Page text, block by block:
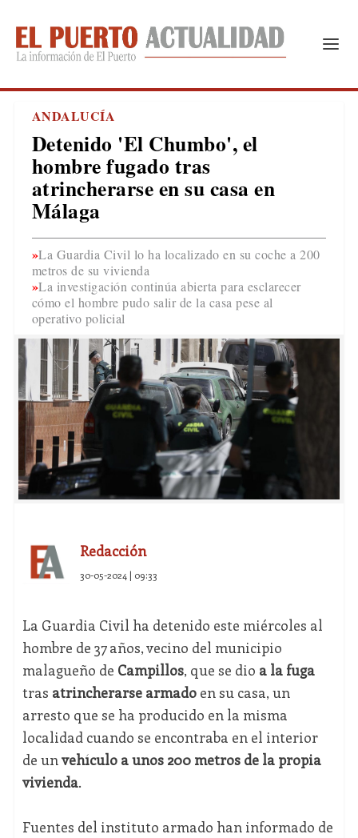
ANDALUCÍA
Detenido 'El Chumbo', el
hombre fugado tras
atrincherarse en su casa en
Málaga
La Guardia Civil lo ha localizado en su coche a 200
metros de su vivienda
La investigación continúa abierta para esclarecer
cómo el hombre pudo salir de la casa pese al
operativo policial
Redacción
30-05-2024 | 09:33
La Guardia Civil ha detenido este miércoles al
hombre de 37 años, vecino del municipio
malagueño de Campillos, que se dio a la fuga
tras atrincherarse armado en su casa, un
arresto que se ha producido en la misma
localidad cuando se encontraba en el interior
de unvehículo a unos 200 metros de la propia
vivienda.
Fuentes del instituto armado han informado de